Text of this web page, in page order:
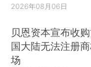
2026年08月06日
贝恩资本宣布收
国大陆无法注册
场